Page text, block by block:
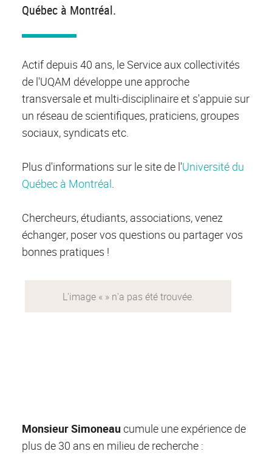
Québec à Montréal.
Actif depuis 40 ans, le Service aux collectivités
de l'UQAM développe une approche
transversale et multi-disciplinaire et s'appuie sur
un réseau de scientifiques, praticiens, groupes
sociaux, syndicats etc.
Plus d'informations sur le site de l'Université du
Québec à Montréal
Chercheurs, étudiants, associations, venez
échanger, poser vos questions ou partager vos
bonnes pratiques !
Monsieur Simoneaucumule une expérience de
plus de 30 ans en milieu de recherche :